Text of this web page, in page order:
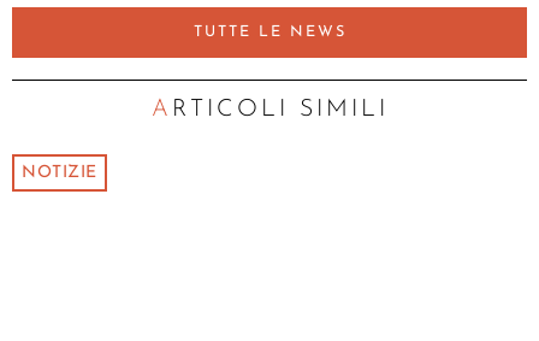
TUTTE LE NEWS
ARTICOLI SIMILI
NOTIZIE